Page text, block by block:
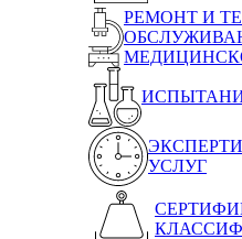
РЕМОНТ И
УСЛУГ